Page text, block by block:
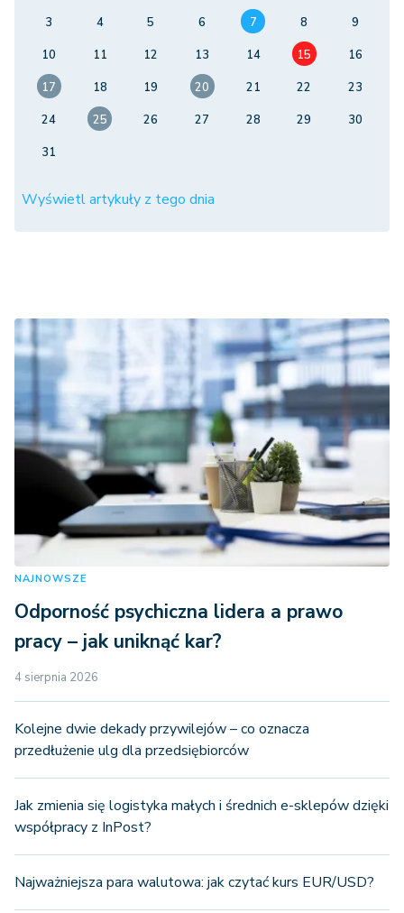
3
4 5 6 7 8
9
10
11 12 13 14 15
16
17
18 19 20 21 22
23
24
25 26 27 28 29
30
31
Wyświetl artykuły z tego dnia
NAJNOWSZE
Odporność psychiczna lidera a prawo
pracy – jak uniknąć kar?
4 sierpnia 2026
Kolejne dwie dekady przywilejów – co oznacza
przedłużenie ulg dla przedsiębiorców
Jak zmienia się logistyka małych i średnich e-sklepów dzięki
współpracy z InPost?
Najważniejsza para walutowa: jak czytać kurs EUR/USD?